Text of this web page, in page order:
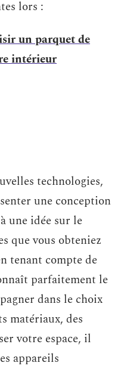
lors :
un parquet de
intérieur
technologies,
une conception
une idée sur le
que vous obteniez
tenant compte de
parfaitement le
dans le choix
matériaux, des
votre espace, il
appareils